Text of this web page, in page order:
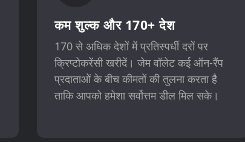
कम शुल्क और 170+ देश
170 से अधिक देशों में प्रतिस्पर्धी दरों पर
क्रिप्टोकरेंसी खरीदें। जेम वॉलेट कई ऑन-रैंप
प्रदाताओं के बीच कीमतों की तुलना करता है
ताकि आपको हमेशा सर्वोत्तम डील मिल सके।